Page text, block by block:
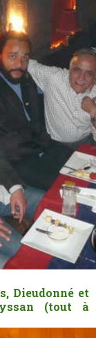
Dieudonné et
(tout à